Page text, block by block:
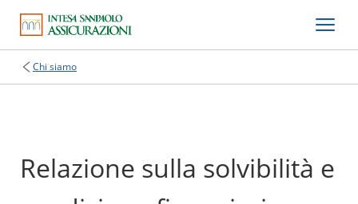
Chi siamo
Relazione sulla solvibilità e